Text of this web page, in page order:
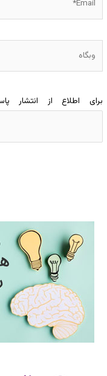
وبگاه
برای اطلاع از انتشار